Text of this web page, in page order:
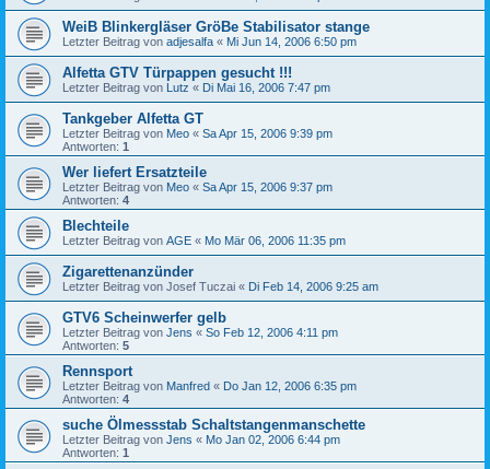
WeiB Blinkergläser GröBe Stabilisator stange
Letzter Beitrag von adjesalfa « Mi Jun 14, 2006 6:50 pm
Alfetta GTV Türpappen gesucht !!!
Letzter Beitrag von Lutz « Di Mai 16, 2006 7:47 pm
Tankgeber Alfetta GT
Letzter Beitrag von Meo « Sa Apr 15, 2006 9:39 pm
Antworten: 1
Wer liefert Ersatzteile
Letzter Beitrag von Meo « Sa Apr 15, 2006 9:37 pm
Antworten: 4
Blechteile
Letzter Beitrag von AGE « Mo Mär 06, 2006 11:35 pm
Zigarettenanzünder
Letzter Beitrag von Josef Tuczai « Di Feb 14, 2006 9:25 am
GTV6 Scheinwerfer gelb
Letzter Beitrag von Jens « So Feb 12, 2006 4:11 pm
Antworten: 5
Rennsport
Letzter Beitrag von Manfred « Do Jan 12, 2006 6:35 pm
Antworten: 4
suche Ölmessstab Schaltstangenmanschette
Letzter Beitrag von Jens « Mo Jan 02, 2006 6:44 pm
Antworten: 1